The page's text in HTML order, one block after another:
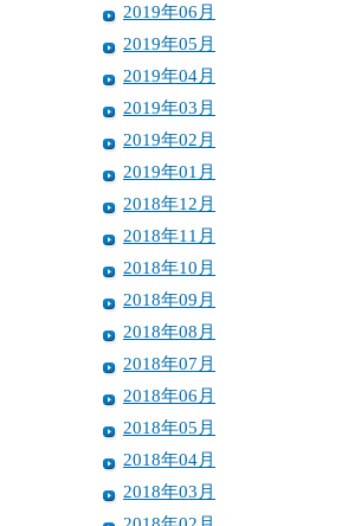
2019年06月
2019年05月
2019年04月
2019年03月
2019年02月
2019年01月
2018年12月
2018年11月
2018年10月
2018年09月
2018年08月
2018年07月
2018年06月
2018年05月
2018年04月
2018年03月